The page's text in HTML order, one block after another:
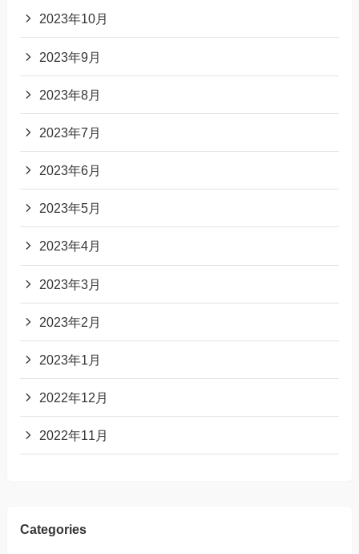
2023年10月
2023年9月
2023年8月
2023年7月
2023年6月
2023年5月
2023年4月
2023年3月
2023年2月
2023年1月
2022年12月
2022年11月
Categories